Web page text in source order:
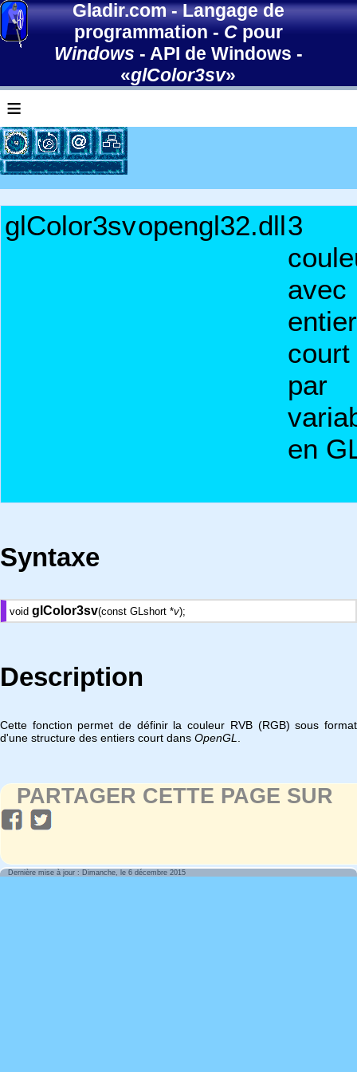
Gladir.com-Langage de
programmation-Cpour
Windows - API de Windows -
«glColor3sv»
≡
glColor3svopengl32.dll3
avec
entier
court
par
en
Syntaxe
void glColor3sv(const GLshort *v);
Description
Cette fonction permet de définir la couleur RVB (RGB) sous format
d'une structure des entiers court dans OpenGL
PARTAGER CETTE PAGE SUR
Dernière mise à jour : Dimanche, le 6 décembre 2015